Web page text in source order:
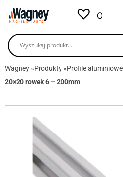
0
Wagney »Produkty »Profile aluminiowe
20×20 rowek 6 – 200mm